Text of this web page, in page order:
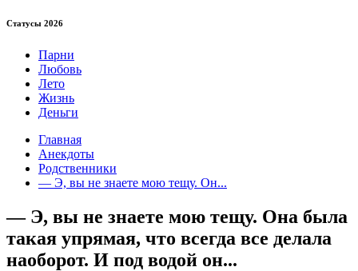
Статуcы 2026
Парни
Любовь
Лето
Жизнь
Деньги
Главная
Анекдоты
Родственники
— Э, вы не знаете мою тещу. Он...
— Э, вы не знаете мою тещу. Она была
такая упрямая, что всегда все делала
наоборот. И под водой он...